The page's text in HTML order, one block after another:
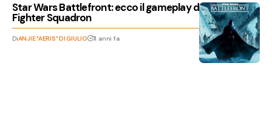
Star Wars Battlefront: ecco il gameplay della modalità
Fighter Squadron
DiANJIE "AERIS" DI GIULIO 11 anni fa